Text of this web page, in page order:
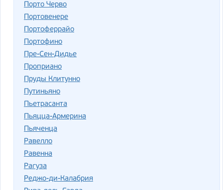
Порто Черво
Портовенере
Портоферрайо
Портофино
Пре-Сен-Дидье
Проприано
Пруды Клитунно
Путиньяно
Пьетрасанта
Пьяцца-Армерина
Пьяченца
Равелло
Равенна
Рагуза
Реджо-ди-Калабрия